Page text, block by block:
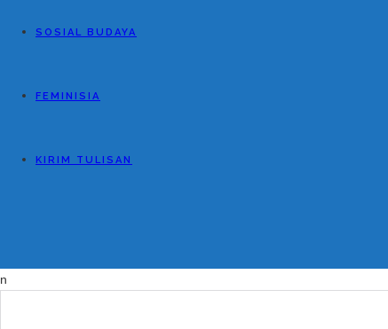
SOSIAL BUDAYA
FEMINISIA
KIRIM TULISAN
n